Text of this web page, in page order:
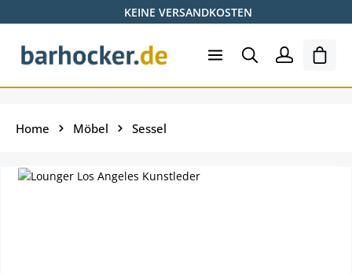
Zum Hauptinhalt springenKEINE VERSANDKOSTEN
Home Möbel Sessel